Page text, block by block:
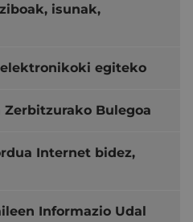
isunak,
egiteko
Zerbitzurako Bulegoa
Internet bidez,
Informazio Udal